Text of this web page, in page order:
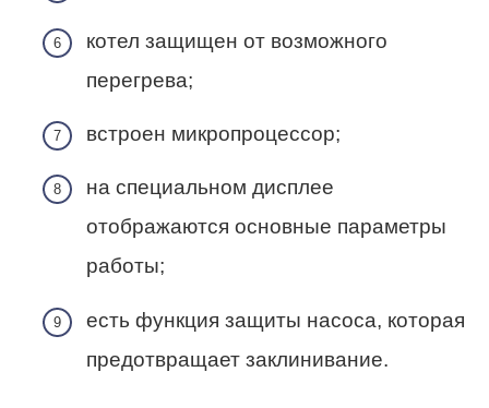
котел защищен от возможного
перегрева;
встроен микропроцессор;
на специальном дисплее
отображаются основные параметры
работы;
есть функция защиты насоса, которая
предотвращает заклинивание.